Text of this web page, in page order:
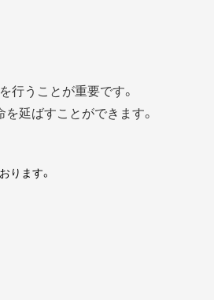
行うことが重要です。
延ばすことができます。
ります。